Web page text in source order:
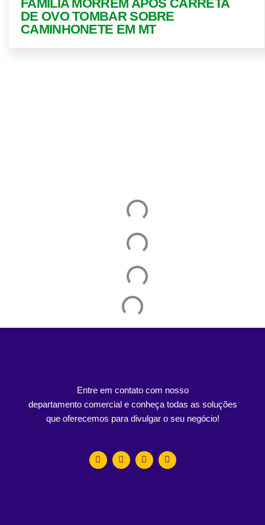
FAMÍLIA MORREM APÓS CARRETA
DE OVO TOMBAR SOBRE
CAMINHONETE EM MT
Entre em contato com nosso
departamento comercial e conheça todas as soluções
que oferecemos para divulgar o seu negócio!